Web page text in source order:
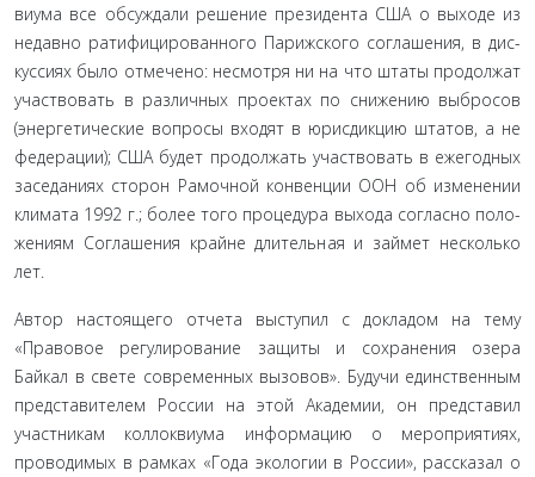
виума все обсуждали решение президента США о выходе из
недавно ратифицированного Парижского соглашения, в дис­
куссиях было отмечено: несмотря ни на что штаты продолжат
участвовать в различных проектах по снижению выбросов
(энергетические вопросы входят в юрисдикцию штатов, а не
федерации); США будет продолжать участвовать в ежегодных
заседаниях сторон Рамочной конвенции ООН об изменении
климата 1992 г.; более того процедура выхода согласно поло­
жениям Соглашения крайне длительная и займет несколько
лет.
Автор настоящего отчета выступил с докладом на тему
«Правовое регулирование защиты и сохранения озера
Байкал в свете современных вызовов». Будучи единственным
предста­вителем России на этой Академии, он представил
участникам коллоквиума информацию о мероприятиях,
проводимых в рамках «Года экологии в России», рассказал о